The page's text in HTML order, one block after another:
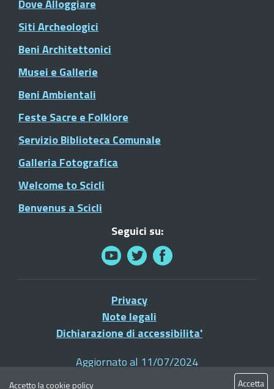
Dove Alloggiare
Siti Archeologici
Beni Architettonici
Musei e Gallerie
Beni Ambientali
Feste Sacre e Folklore
Servizio Biblioteca Comunale
Galleria Fotografica
Welcome to Scicli
Benvenus a Scicli
Seguici su:
Privacy
Note legali
Dichiarazione di accessibilita'
Aggiornato al 11/07/2024
© 2021 Comune di Scicli - Tutti i diritti riservati
Accetto lacookie policy Accetta